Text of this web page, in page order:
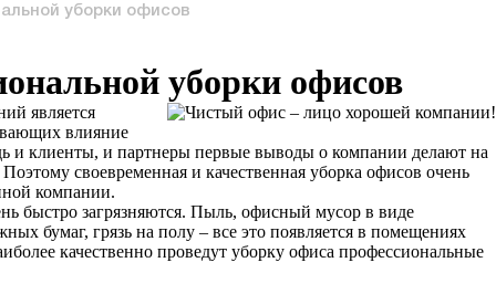
уборки офисов
уборки офисов
является
влияние
и клиенты, и партнеры первые выводы о компании делают на
своевременная и качественная уборка офисов очень
компании.
быстро загрязняются. Пыль, офисный мусор в виде
бумаг, грязь на полу – все это появляется в помещениях
качественно проведут уборку офиса профессиональные